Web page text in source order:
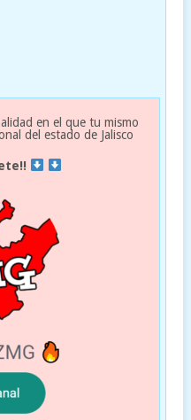
en el que tu mismo
del estado de Jalisco